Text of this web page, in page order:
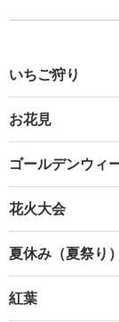
いちご狩り
お花見
ゴールデンウィ
花火大会
夏休み（夏祭り）
紅葉